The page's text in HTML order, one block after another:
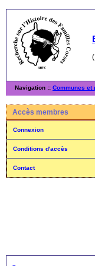
Navigation :: Communes et
Accès membres
Connexion
Conditions d'accès
Contact